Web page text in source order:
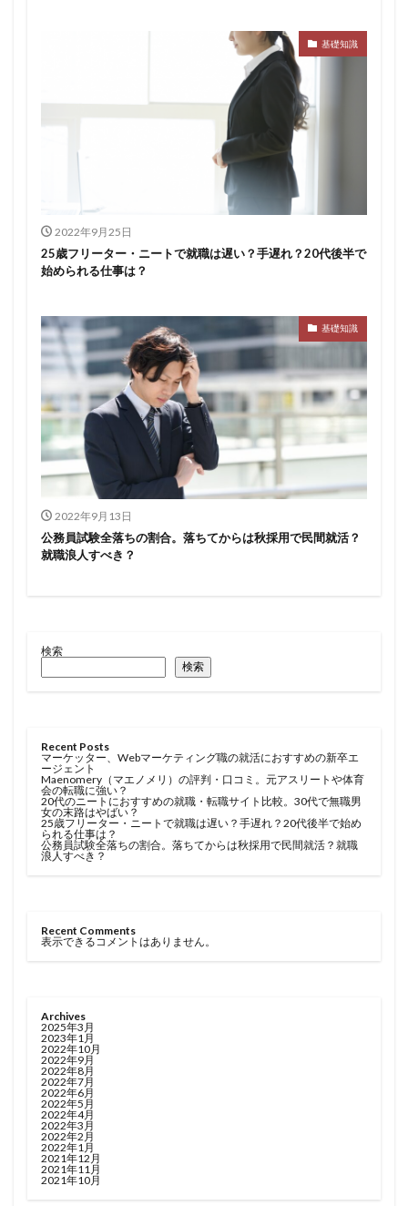
基礎知識
2022年9月25日
25歳フリーター・ニートで就職は遅い？手遅れ？20代後半で
始められる仕事は？
基礎知識
2022年9月13日
公務員試験全落ちの割合。落ちてからは秋採用で民間就活？
就職浪人すべき？
検索
検索
Recent Posts
マーケッター、Webマーケティング職の就活におすすめの新卒エ
ージェント
Maenomery（マエノメリ）の評判・口コミ。元アスリートや体育
会の転職に強い？
20代のニートにおすすめの就職・転職サイト比較。30代で無職男
女の末路はやばい？
25歳フリーター・ニートで就職は遅い？手遅れ？20代後半で始め
られる仕事は？
公務員試験全落ちの割合。落ちてからは秋採用で民間就活？就職
浪人すべき？
Recent Comments
表示できるコメントはありません。
Archives
2025年3月
2023年1月
2022年10月
2022年9月
2022年8月
2022年7月
2022年6月
2022年5月
2022年4月
2022年3月
2022年2月
2022年1月
2021年12月
2021年11月
2021年10月